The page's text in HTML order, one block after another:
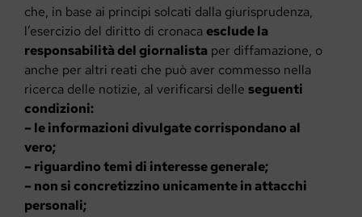
che, in base ai principi solcati dalla giurisprudenza,
l’esercizio del diritto di cronaca esclude la
responsabilità del giornalista per diffamazione, o
anche per altri reati che può aver commesso nella
ricerca delle notizie, al verificarsi delle seguenti
condizioni:
– le informazioni divulgate corrispondano al
vero;
– riguardino temi di interesse generale;
– non si concretizzino unicamente in attacchi
personali;